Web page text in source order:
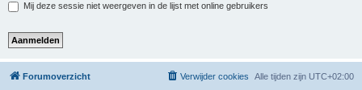
Mij deze sessie niet weergeven in de lijst met online gebruikers
Forumoverzicht Alle tijden zijn UTC+02:00
Verwijder cookies